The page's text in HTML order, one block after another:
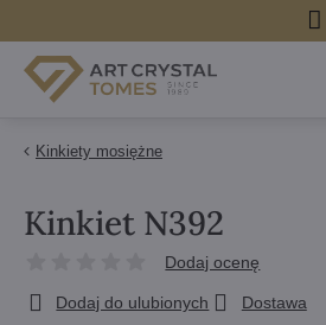
Kinkiety mosiężne
Kinkiet N392
Dodaj ocenę
Dodaj do ulubionych Dostawa